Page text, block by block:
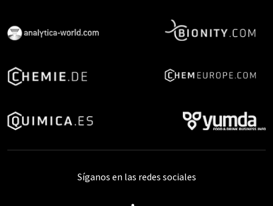
Síganos en las redes sociales